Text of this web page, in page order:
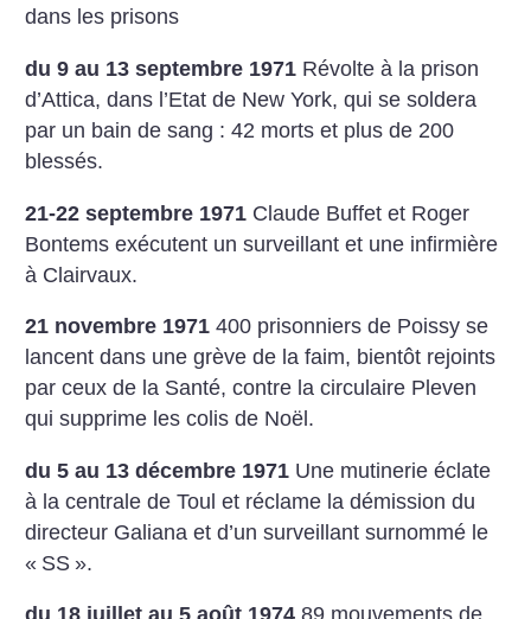
dans les prisons
du 9 au 13 septembre 1971 Révolte à la prison
d’Attica, dans l’Etat de New York, qui se soldera
par un bain de sang : 42 morts et plus de 200
blessés.
21-22 septembre 1971 Claude Buffet et Roger
Bontems exécutent un surveillant et une infirmière
à Clairvaux.
21 novembre 1971 400 prisonniers de Poissy se
lancent dans une grève de la faim, bientôt rejoints
par ceux de la Santé, contre la circulaire Pleven
qui supprime les colis de Noël.
du 5 au 13 décembre 1971 Une mutinerie éclate
à la centrale de Toul et réclame la démission du
directeur Galiana et d’un surveillant surnommé le
« SS ».